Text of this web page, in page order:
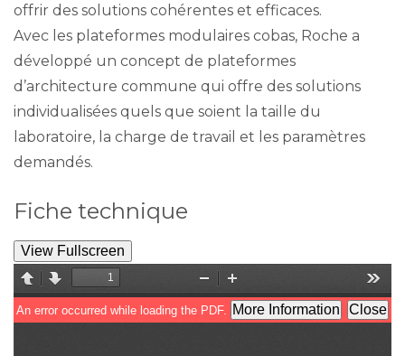
offrir des solutions cohérentes et efficaces.
Avec les plateformes modulaires cobas, Roche a
développé un concept de plateformes
d’architecture commune qui offre des solutions
individualisées quels que soient la taille du
laboratoire, la charge de travail et les paramètres
demandés.
Fiche technique
View Fullscreen